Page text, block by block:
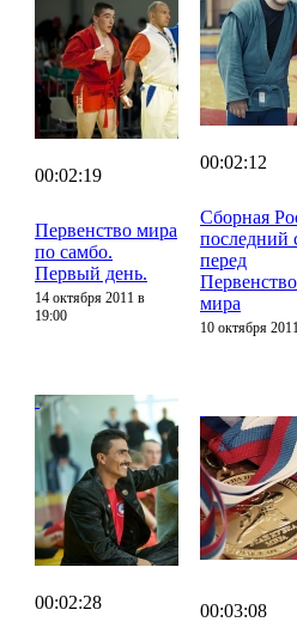
00:02:19
Первенство мира
по самбо.
Первый день.
14 октября 2011 в
19:00
00:02:12
Сборная
последний
перед
мира
10 октября
00:02:28 00:03:08